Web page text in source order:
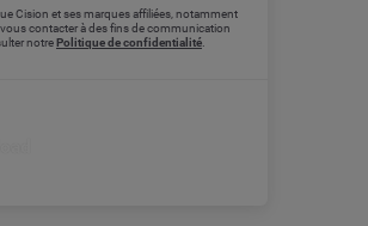
Cision et ses marques affiliées, notamment
contacter à des fins de communication
notrePolitique de confidentialité